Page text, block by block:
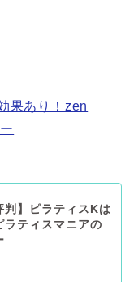
果あり！zen
判】ピラティスKは
ラティスマニアの